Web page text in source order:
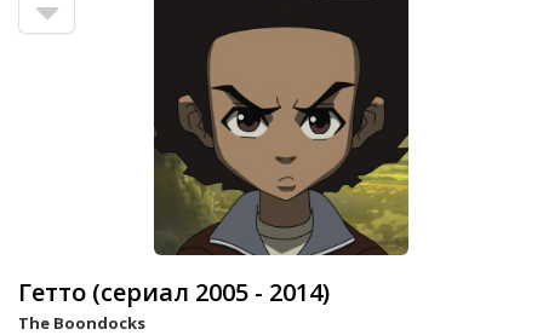
Гетто (сериал 2005 - 2014)
The Boondocks